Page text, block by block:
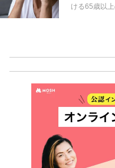
体どのよう
ける65歳以
ではありま
え、予防す
ーキングを
の患者さん
にウォーキン
授してもら